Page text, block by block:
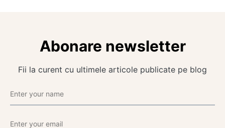
Abonare newsletter
Fii la curent cu ultimele articole publicate pe blog